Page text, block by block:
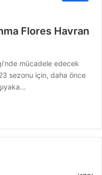
Flores Havran
mücadele edecek
sezonu için, daha önce